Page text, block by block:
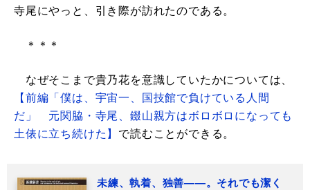
寺尾にやっと、引き際が訪れたのである。
＊＊＊
なぜそこまで貴乃花を意識していたかについては、
【前編「僕は、宇宙一、国技館で負けている人間
だ」 元関脇・寺尾、錣山親方はボロボロになっても
土俵に立ち続けた】 で読むことができる。
未練、執着、独善――。それでも潔く